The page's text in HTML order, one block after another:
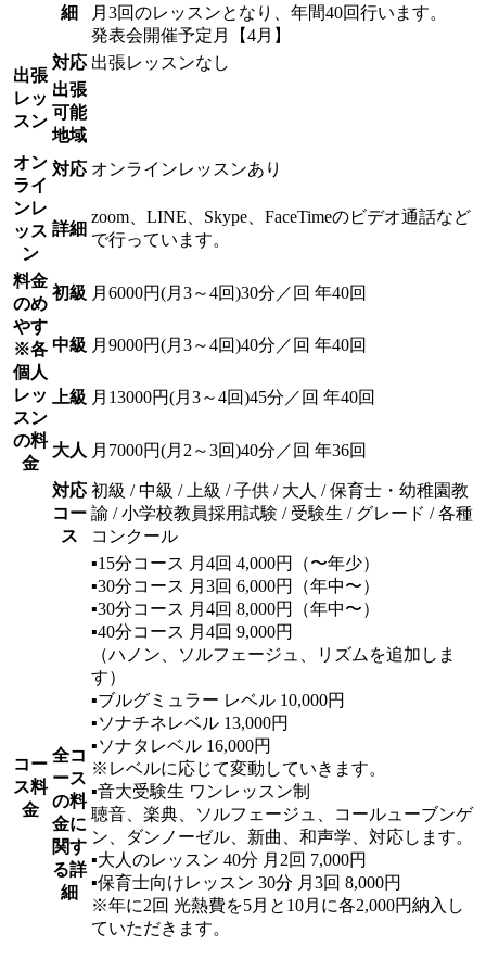
細
月3回のレッスンとなり、年間40回行います。
発表会開催予定月【4月】
出張
レッ
スン
対応 出張レッスンなし
出張
可能
地域
オン
ライ
ンレ
ッス
ン
対応 オンラインレッスンあり
詳細
zoom、LINE、Skype、FaceTimeのビデオ通話など
で行っています。
料金
のめ
やす
※各
個人
レッ
スン
の料
金
初級 月6000円(月3～4回)30分／回 年40回
中級 月9000円(月3～4回)40分／回 年40回
上級 月13000円(月3～4回)45分／回 年40回
大人 月7000円(月2～3回)40分／回 年36回
コー
ス料
金
対応
コー
ス
初級 / 中級 / 上級 / 子供 / 大人 / 保育士・幼稚園教
諭 / 小学校教員採用試験 / 受験生 / グレード / 各種
コンクール
全コ
ース
の料
金に
関す
る詳
細
▪️15分コース 月4回 4,000円（〜年少）
▪️30分コース 月3回 6,000円（年中〜）
▪️30分コース 月4回 8,000円（年中〜）
▪️40分コース 月4回 9,000円
（ハノン、ソルフェージュ、リズムを追加しま
す）
▪️ブルグミュラー レベル 10,000円
▪️ソナチネレベル 13,000円
▪️ソナタレベル 16,000円
※レベルに応じて変動していきます。
▪️音大受験生 ワンレッスン制
聴音、楽典、ソルフェージュ、コールューブンゲ
ン、ダンノーゼル、新曲、和声学、対応します。
▪️大人のレッスン 40分 月2回 7,000円
▪️保育士向けレッスン 30分 月3回 8,000円
※年に2回 光熱費を5月と10月に各2,000円納入し
ていただきます。